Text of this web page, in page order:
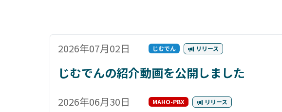
2026年07月02日 じむでん リリース
じむでんの紹介動画を公開しました
2026年06月30日 MAHO-PBX リリース